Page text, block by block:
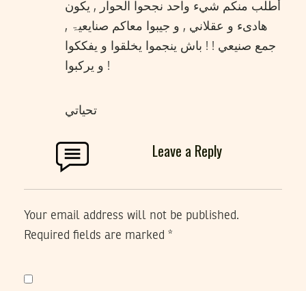
أطلب منكم شيء واحد نجحوا الحوار , يكون
هادیء و عقلاني , و جيبوا معاكم صنايعيۃ ,
جمع صنيعي ! ! باش ينجموا يخلقوا و يفككوا
و يركبوا !
تحياتي
Leave a Reply
Your email address will not be published.
Required fields are marked *